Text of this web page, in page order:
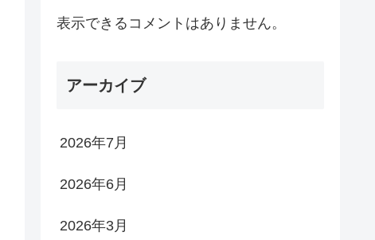
表示できるコメントはありません。
アーカイブ
2026年7月
2026年6月
2026年3月